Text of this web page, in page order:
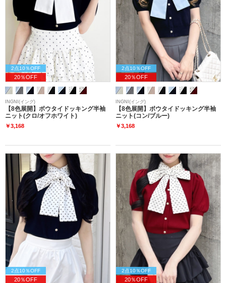
2点10％OFF
20％OFF
INGNI(イング)
【8色展開】ボウタイドッキング半袖
ニット(クロ/オフホワイト)
￥3,168
2点10％OFF
20％OFF
INGNI(イング)
【8色展開】ボウタイドッキング半袖
ニット(コン/ブルー)
￥3,168
2点10％OFF
20％OFF
2点10％OFF
20％OFF